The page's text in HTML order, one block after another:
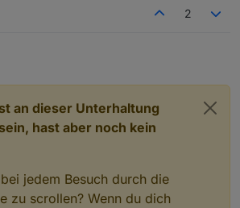
2
an dieser Unterhaltung
hast aber noch kein
jedem Besuch durch die
zu scrollen? Wenn du dich